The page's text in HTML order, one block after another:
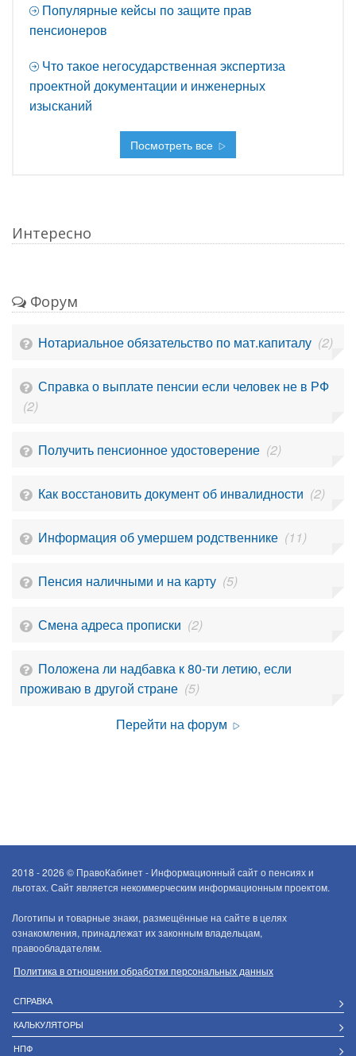
Популярные кейсы по защите прав
пенсионеров
Что такое негосударственная экспертиза
проектной документации и инженерных
изысканий
Посмотреть все
Интересно
Форум
Нотариальное обязательство по мат.капиталу (2)
Справка о выплате пенсии если человек не в РФ
(2)
Получить пенсионное удостоверение (2)
Как восстановить документ об инвалидности (2)
Информация об умершем родственнике (11)
Пенсия наличными и на карту (5)
Смена адреса прописки (2)
Положена ли надбавка к 80-ти летию, если
проживаю в другой стране (5)
Перейти на форум
2018 - 2026 © ПравоКабинет - Информационный сайт о пенсиях и
льготах. Сайт является некоммерческим информационным проектом.
Логотипы и товарные знаки, размещённые на сайте в целях
ознакомления, принадлежат их законным владельцам,
правообладателям.
Политика в отношении обработки персональных данных
СПРАВКА
КАЛЬКУЛЯТОРЫ
НПФ